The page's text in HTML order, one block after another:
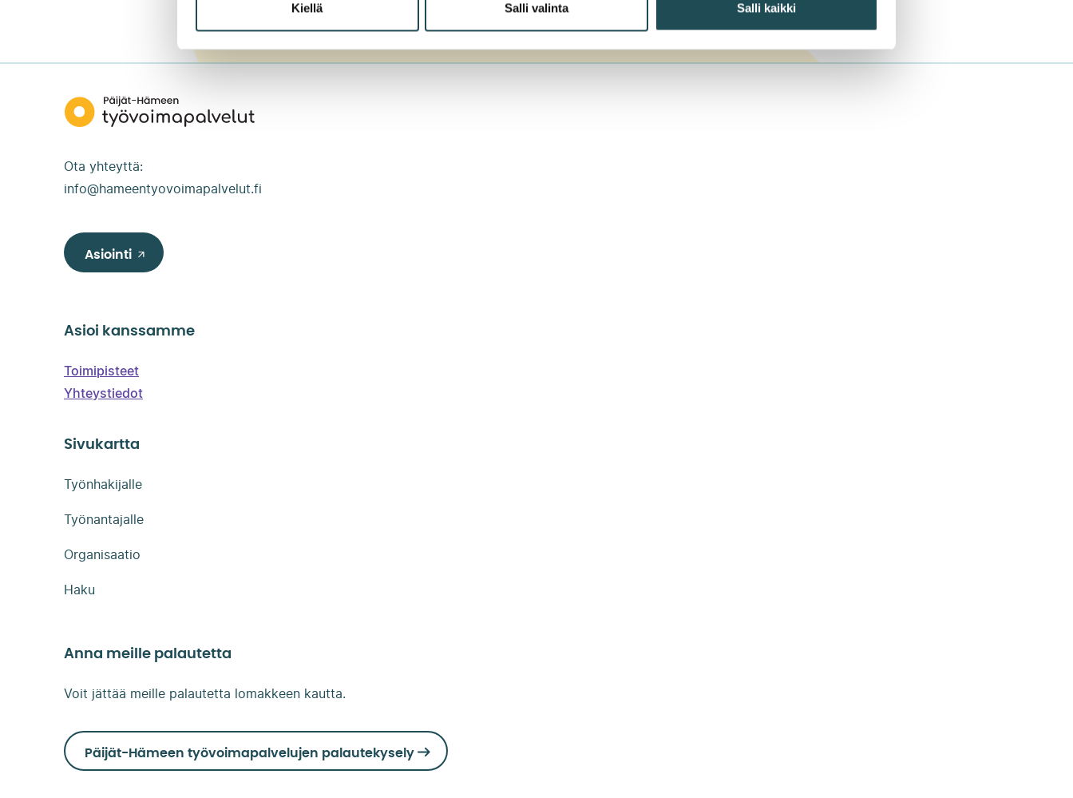
Kiellä Salli valinta Salli kaikki
Päijät-
Hämeen
Ota yhteyttä:
info@hameentyovoimapalvelut.fi
Asiointi
Asioi kanssamme
Toimipisteet
Yhteystiedot
Sivukartta
Työnhakijalle
Työnantajalle
Organisaatio
Haku
Anna meille palautetta
Voit jättää meille palautetta lomakkeen kautta.
Päijät-Hämeen työvoimapalvelujen palautekysely